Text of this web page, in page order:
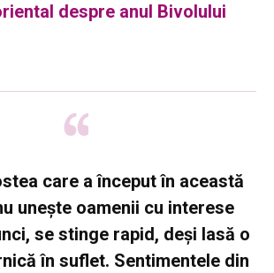
despre anul Bivolului
care a început în această
unește oamenii cu interese
se stinge rapid, deși lasă o
în suflet. Sentimentele din